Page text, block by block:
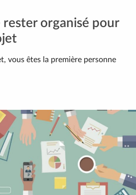
rester organisé pour
vous êtes la première personne